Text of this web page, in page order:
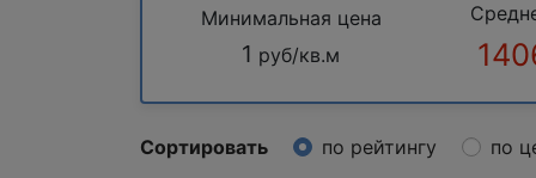
Минимальная цена
1 руб/кв.м
Сортировать по рейтингу по